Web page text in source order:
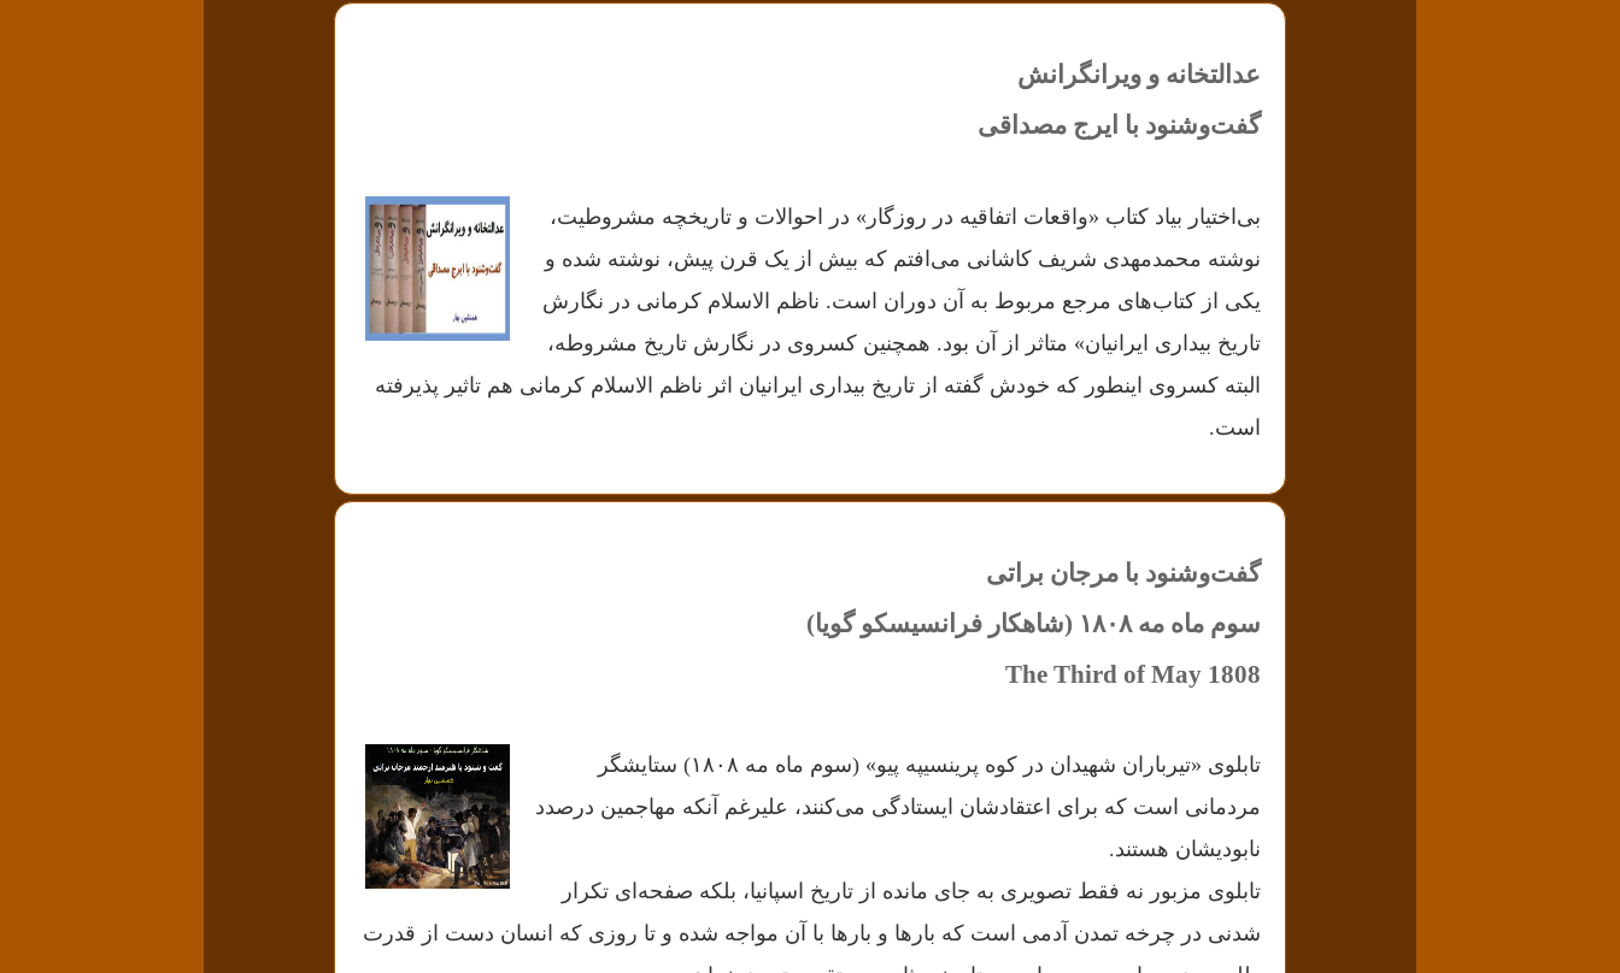
عدالتخانه و ویرانگرانش
گفت‌وشنود با ایرج مصداقی
بی‌اختیار بیاد کتاب «واقعات اتفاقیه در روزگار» در احوالات و تاریخچه مشروطیت،
نوشته محمدمهدی شریف کاشانی می‌افتم که بیش از یک قرن پیش، نوشته شده و
یکی از کتاب‌های مرجع مربوط به آن دوران است. ناظم الاسلام کرمانی در نگارش
تاریخ بیداری ایرانیان» متاثر از آن بود. همچنین کسروی در نگارش تاریخ مشروطه،
البته کسروی اینطور که خودش گفته از تاریخ بیداری ایرانیان اثر ناظم الاسلام کرمانی هم تاثیر پذیرفته
است.
گفت‌وشنود با مرجان براتی
سوم ماه مه ۱۸۰۸ (شاهکار فرانسیسکو گویا)
The Third of May 1808
تابلوی «تیرباران شهیدان در کوه پرینسیپه پیو» (سوم ماه مه ۱۸۰۸) ستایشگر
مردمانی است که برای اعتقادشان ایستادگی می‌کنند، علیرغم آنکه مهاجمین درصدد
نابودیشان هستند.
تابلوی مزبور نه فقط تصویری به جای مانده از تاریخ اسپانیا، بلکه صفحه‌ای تکرار
شدنی در چرخه تمدن آدمی است که بارها و بارها با آن مواجه شده‌ و تا روزی که انسان دست از قدرت